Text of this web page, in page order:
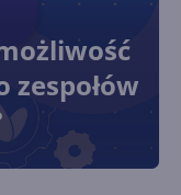
zespołów